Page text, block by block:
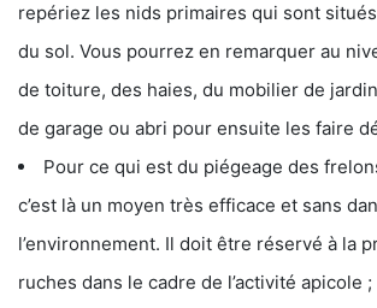
repériez les nids primaires qui sont
du sol. Vous pourrez en remarquer au
de toiture, des haies, du mobilier de
de garage ou abri pour ensuite les faire
Pour ce qui est du piégeage des
c’est là un moyen très efficace et sans
l’environnement. Il doit être réservé à la
ruches dans le cadre de l’activité apicole ;